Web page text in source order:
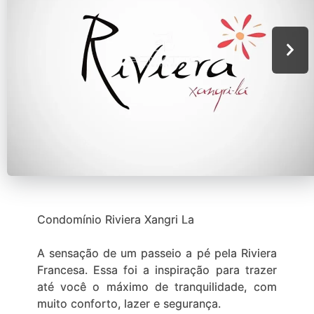
Condomínio Riviera Xangri La
A sensação de um passeio a pé pela Riviera
Francesa. Essa foi a inspiração para trazer
até você o máximo de tranquilidade, com
muito conforto, lazer e segurança.